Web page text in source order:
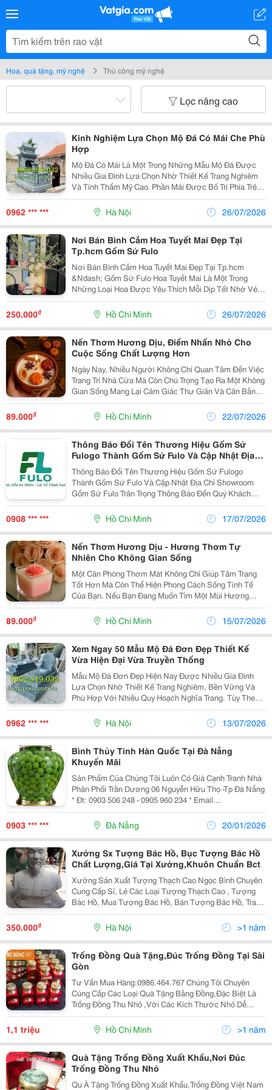
Hoa, quà tặng, mỹ nghệ Thủ công mỹ nghệ
Lọc nâng cao
Kinh Nghiệm Lựa Chọn Mộ Đá Có Mái Che Phù
Hợp
Mộ Đá Có Mái Là Một Trong Những Mẫu Mộ Đá Được
Nhiều Gia Đình Lựa Chọn Nhờ Thiết Kế Trang Nghiêm
Và Tính Thẩm Mỹ Cao. Phần Mái Được Bố Trí Phía Trên
Thân Mộ Giúp Che Chắn Bát Hương, Bia Mộ Trước Tác
Động Của Mưa Nắng, Góp Phần Tăng Độ Bền Và Giữ
Công...
0962 *** *** Hà Nội 26/07/2026
Nơi Bán Bình Cắm Hoa Tuyết Mai Đẹp Tại
Tp.hcm Gốm Sứ Fulo
Nơi Bán Bình Cắm Hoa Tuyết Mai Đẹp Tại Tp.hcm
&Ndash; Gốm Sứ Fulo Hoa Tuyết Mai Là Một Trong
Những Loại Hoa Được Yêu Thích Mỗi Dịp Tết Nhờ Vẻ
Đẹp Thanh Thoát, Nhiều Nụ Và Mang Ý Nghĩa May
Mắn, Khởi Đầu Thuận Lợi. Để Cành Hoa Nở Đẹp Và
Tạo Điểm Nhấn...
250.000₫ Hồ Chí Minh 26/07/2026
Nến Thơm Hương Dịu, Điểm Nhấn Nhỏ Cho
Cuộc Sống Chất Lượng Hơn
Ngày Nay, Nhiều Người Không Chỉ Quan Tâm Đến Việc
Trang Trí Nhà Cửa Mà Còn Chú Trọng Tạo Ra Một Không
Gian Sống Mang Lại Cảm Giác Thư Giãn Và Cân Bằng.
Một Trong Những Món Đồ Nhỏ Nhưng Có Thể Tạo Nên
Sự Khác Biệt Chính Là Nến Thơm. Nến Thơm Hương...
89.000₫ Hồ Chí Minh 22/07/2026
Thông Báo Đổi Tên Thương Hiệu Gốm Sứ
Fulogo Thành Gốm Sứ Fulo Và Cập Nhật Địa
Chỉ Showroom
Thông Báo Đổi Tên Thương Hiệu Gốm Sứ Fulogo
Thành Gốm Sứ Fulo Và Cập Nhật Địa Chỉ Showroom
Gốm Sứ Fulo Trân Trọng Thông Báo Đến Quý Khách
Hàng Và Quý Đối Tác Về Việc Cập Nhật Tên Thương
Hiệu Và Địa Chỉ Showroom Chính Thức Kể Từ Ngày
25/10/2025. ...
0908 *** *** Hồ Chí Minh 17/07/2026
Nến Thơm Hương Dịu - Hương Thơm Tự
Nhiên Cho Không Gian Sống
Một Căn Phòng Thơm Mát Không Chỉ Giúp Tâm Trạng
Tốt Hơn Mà Còn Thể Hiện Phong Cách Sống Tinh Tế
Của Bạn. Nếu Bạn Đang Muốn Tìm Một Mùi Hương
Điểm Xuyết Cho Không Gian Của Mình, Đừng Bỏ Qua
Nến Thơm Hương Dịu Nhé! Bí Quyết Tạo Năng Lượng
Tích Cực...
89.000₫ Hồ Chí Minh 15/07/2026
Xem Ngay 50 Mẫu Mộ Đá Đơn Đẹp Thiết Kế
Vừa Hiện Đại Vừa Truyền Thống
Mẫu Mộ Đá Đơn Đẹp Hiện Nay Được Nhiều Gia Đình
Lựa Chọn Nhờ Thiết Kế Trang Nghiêm, Bền Vững Và
Phù Hợp Với Nhiều Quy Hoạch Nghĩa Trang. Tùy Theo
Nhu Cầu Sử Dụng, Gia Chủ Có Thể Lựa Chọn Mẫu Mộ
Đơn Đẹp Bằng Đá Theo Phong Cách Truyền Thống Hoặc
0962 *** *** Hà Nội 13/07/2026
Bình Thủy Tinh Hàn Quốc Tại Đà Nẵng
Khuyến Mãi
Sản Phẩm Của Chúng Tôi Luôn Có Giá Cạnh Tranh Nhà
Phân Phối Trần Dương 06 Nguyễn Hữu Thọ -Tp Đà Nẵng
* Đt: 0903 506 248 - 0905 960 234 * Email
Tranduongdl@Gmail.com Web Bán Hàng:
Http://Www.vatgia.com/Tranduongdl Giờ Phục Vụ: T.hai
0903 *** *** Đà Nẵng 20/01/2026
Xưởng Sx Tượng Bác Hồ, Bục Tượng Bác Hồ
Chất Lượng,Giá Tại Xưởng,Khuôn Chuẩn Bct
Xưởng Sản Xuất Tượng Thạch Cao Ngọc Bình Chuyên
Cung Cấp Sỉ, Lẻ Các Loại Tượng Thạch Cao , Tượng
Bác Hồ, Mua Tượng Bác Hồ, Bán Tượng Bác Hồ, Tranh
Cát, Các Dụng Cụ Tô Tượng , Vẽ Tranh, Tượng Mỹ
Thuật, Nhận Đắp Mẫu Tạo Khuôn Theo Yêu Cầu . Hiện
350.000₫ Hà Nội >1 năm
Trống Đồng Quà Tặng,Đúc Trống Đồng Tại Sài
Gòn
Tư Vấn Mua Hàng:0986.464.767 Chúng Tôi Chuyên
Cúng Cấp Các Loại Quà Tặng Bằng Đồng,Đặc Biệt Là
Trống Đồng Thu Nhỏ ,Với Các Kích Thước Nhỏ Dễ
Mang Đi,7,8,9,10,12... Cm. Trống Đồng Quà Tặng Hiện
Nay Được Các Công Ty Mua Dùng Làm Quà Tặng Tri Ân
1,1 triệu Hồ Chí Minh >1 năm
Quà Tặng Trống Đồng Xuất Khẩu,Nơi Đúc
Trống Đồng Thu Nhỏ
Qu À Tặng Trống Đồng Xuất Khẩu,Trống Đồng Việt Nam